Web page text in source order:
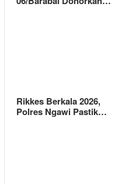
Rikkes Berkala 2026,
Polres Ngawi Pastik…